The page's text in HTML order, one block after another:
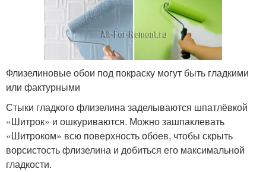
Флизелиновые обои под покраску могут быть гладкими
или фактурными
Стыки гладкого флизелина заделываются шпатлёвкой
«Шитрок» и ошкуриваются. Можно зашпаклевать
«Шитроком» всю поверхность обоев, чтобы скрыть
ворсистость флизелина и добиться его максимальной
гладкости.